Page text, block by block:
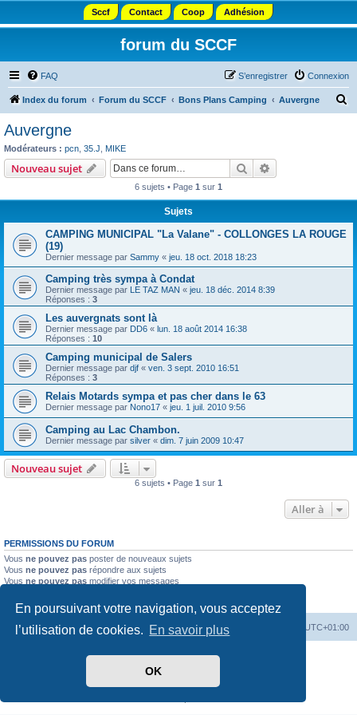
En poursuivant votre navigation, vous acceptez
l’utilisation de cookies. En savoir plus
OK
Sccf Contact Coop Adhésion
forum du SCCF
FAQ Connexion
S’enregistrer
Index du forum Forum du SCCF Bons Plans Camping Auvergne
r
Auvergne
Modérateurs : pcn 35.J MIKE
Nouveau sujet Rechercher
6 sujets • Page 1 sur 1
Sujets
CAMPING MUNICIPAL "La Valane" - COLLONGES LA ROUGE
(19)
Dernier message par Sammy « jeu. 18 oct. 2018 18:23
Camping très sympa à Condat
Dernier message par LE TAZ MAN « jeu. 18 déc. 2014 8:39
Réponses : 3
Les auvergnats sont là
Dernier message par DD6 « lun. 18 août 2014 16:38
Réponses : 10
Camping municipal de Salers
Dernier message par djf « ven. 3 sept. 2010 16:51
Réponses : 3
Relais Motards sympa et pas cher dans le 63
Dernier message par Nono17 « jeu. 1 juil. 2010 9:56
Camping au Lac Chambon.
Dernier message par silver « dim. 7 juin 2009 10:47
Nouveau sujet
6 sujets • Page 1 sur 1
Aller à
PERMISSIONS DU FORUM
Vous ne pouvez pas poster de nouveaux sujets
Vous ne pouvez pas répondre aux sujets
Vous ne pouvez pas modifier vos messages
Vous
ne pouvez pas joindre des fichiers
Index du forum UTC+01:00
Développé parphpBB® Forum Software © phpBB Limited
Traduit par
Side-car club Français